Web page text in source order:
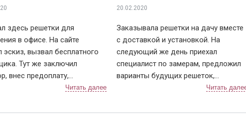
здесь решетки для
в офисе. На сайте
эскиз, вызвал бесплатного
Тут же заключил
внес предоплату,
через неделю.
дату и время монтажа. В
20.02.2020
Заказывала решетки на дачу вместе
с доставкой и установкой. На
следующий же день приехал
специалист по замерам, предложил
варианты будущих решеток,
объяснил нюансы и помог выбрать
не подвели, приехали в точное время